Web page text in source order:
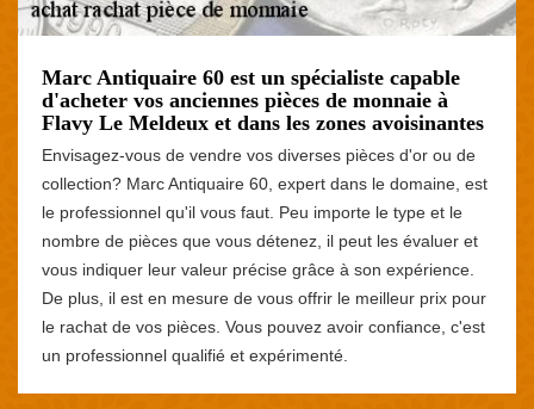
Marc Antiquaire 60 est un spécialiste capable
d'acheter vos anciennes pièces de monnaie à
Flavy Le Meldeux et dans les zones avoisinantes
Envisagez-vous de vendre vos diverses pièces d'or ou de
collection? Marc Antiquaire 60, expert dans le domaine, est
le professionnel qu'il vous faut. Peu importe le type et le
nombre de pièces que vous détenez, il peut les évaluer et
vous indiquer leur valeur précise grâce à son expérience.
De plus, il est en mesure de vous offrir le meilleur prix pour
le rachat de vos pièces. Vous pouvez avoir confiance, c'est
un professionnel qualifié et expérimenté.